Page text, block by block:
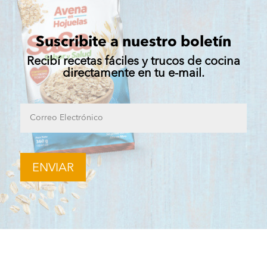
Suscribite a nuestro boletín
Recibí recetas fáciles y trucos de cocina
directamente en tu e-mail.